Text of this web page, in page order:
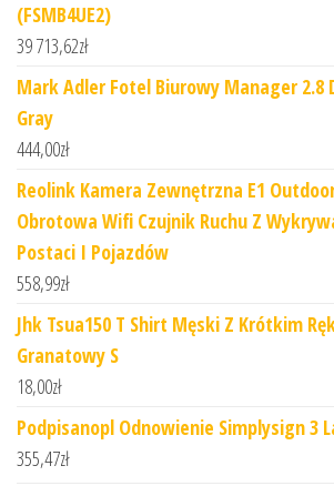
(FSMB4UE2)
39 713,62zł
Mark Adler Fotel Biurowy Manager 2.8
Gray
444,00zł
Reolink Kamera Zewnętrzna E1
Obrotowa Wifi Czujnik Ruchu Z
Postaci I Pojazdów
558,99zł
Jhk Tsua150 T Shirt Męski Z Krótkim
Granatowy S
18,00zł
Podpisanopl Odnowienie Simplysign 3
355,47zł